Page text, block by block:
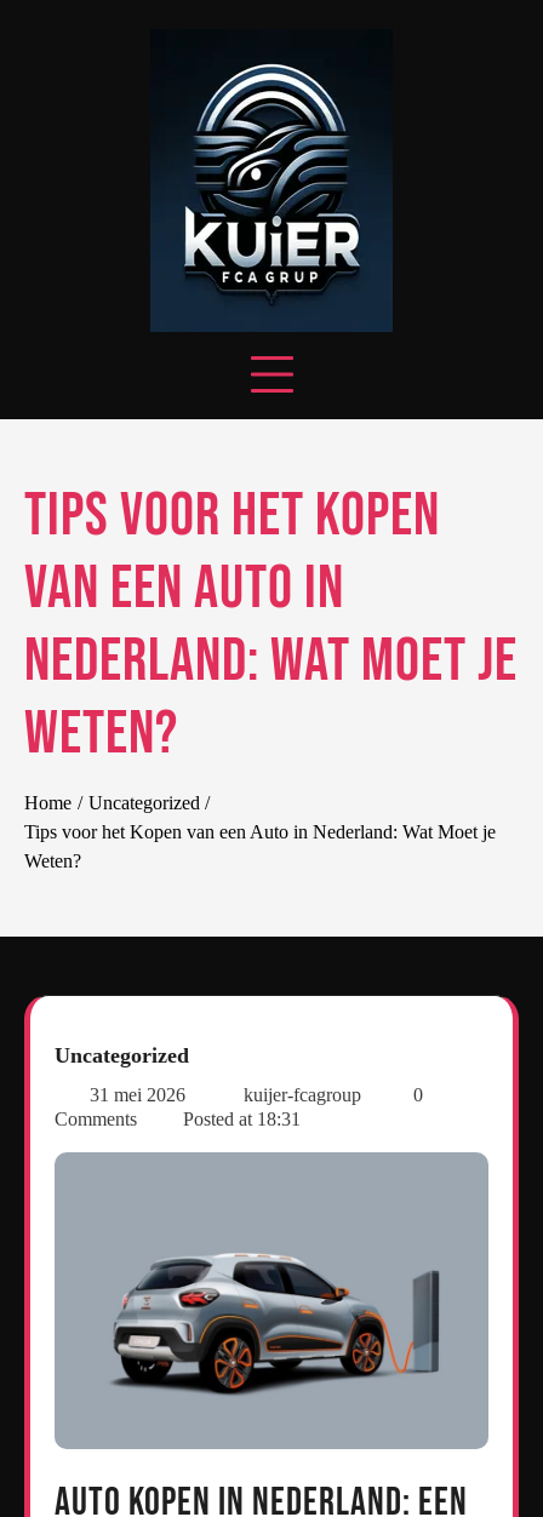
Tips voor het Kopen
van een Auto in
Nederland: Wat Moet je
Weten?
Home
Uncategorized
Tips voor het Kopen van een Auto in Nederland: Wat Moet je
Weten?
Uncategorized
31 mei 2026 kuijer-fcagroup
0
Comments
Posted at 18:31
Auto kopen in Nederland: Een